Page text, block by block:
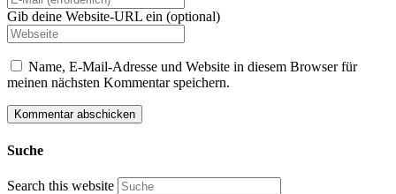
Gib deine Website-URL ein (optional)
Name, E-Mail-Adresse und Website in diesem Browser für
meinen nächsten Kommentar speichern.
Suche
Search this website